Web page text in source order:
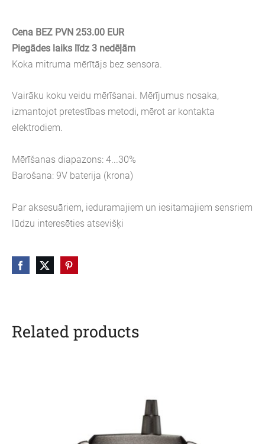
Cena BEZ PVN 253.00 EUR
Piegādes laiks līdz 3 nedēļām
Koka mitruma mērītājs bez sensora.
Vairāku koku veidu mērīšanai. Mērījumus nosaka,
izmantojot pretestības metodi, mērot ar kontakta
elektrodiem.
Mērīšanas diapazons: 4...30%
Barošana: 9V baterija (krona)
Par aksesuāriem, ieduramajiem un iesitamajiem sensriem
lūdzu interesēties atsevišķi
Related products